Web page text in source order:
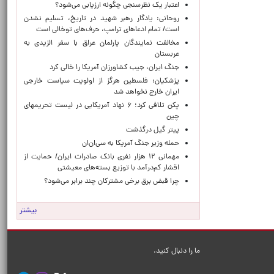
اعتبار یک نظرسنجی چگونه ارزیابی می‌شود؟
روحانی: یادگار رهبر شهید در تاریخ، تسلیم نشدن
است/ تمام ادعاهای ترامپ، حرف‌های توخالی است
مخالفت نمایندگان پارلمان عراق با سفر الزیدی به
عربستان
جنگ ایران، جیب کشاورزان آمریکا را خالی کرد
پزشکیان: فلسطین هرگز از اولویت سیاست خارجی
ایران خارج نخواهد شد
پکن تلافی کرد؛ ۶ نهاد آمریکایی در لیست تحریمهای
چین
پیتر گیل درگذشت
حمله وزیر جنگ آمریکا به سی‌ان‌ان
مهمانی ۱۲ هزار نفری بانک صادرات ایران/ حمایت از
اقشار کم‌درآمد با توزیع بسته‌های معیشتی
چرا قبض برق برخی مشترکان چند برابر می‌شود؟
بیشتر
ما را دنبال کنید.